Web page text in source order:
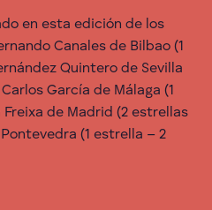
en esta edición de los
Canales de Bilbao (1
Quintero de Sevilla
García de Málaga (1
Freixa de Madrid (2 estrellas
(1 estrella – 2